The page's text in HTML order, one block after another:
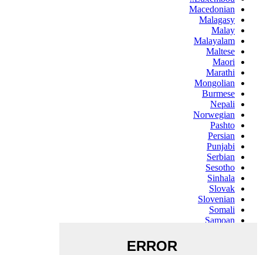
Macedonian
Malagasy
Malay
Malayalam
Maltese
Maori
Marathi
Mongolian
Burmese
Nepali
Norwegian
Pashto
Persian
Punjabi
Serbian
Sesotho
Sinhala
Slovak
Slovenian
Somali
Samoan